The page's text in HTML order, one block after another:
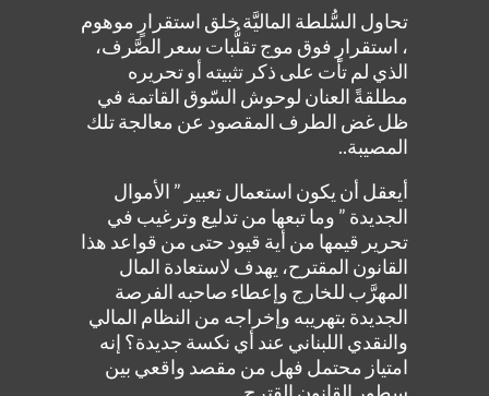
تحاول السُّلطة الماليَّة خلق استقرارٍ موهوم
، استقرارٍ فوق موج تقلُّبات سعر الصَّرف،
الذي لم تأت على ذكر تثبيته أو تحريره
مطلقةً العنان لوحوش السّوق القاتمة في
ظل غض الطرف المقصود عن معالجة تلك
المصيبة..
أيعقل أن يكون استعمال تعبير ” الأموال
الجديدة ” وما تبعها من تدليع وترغيب في
تحرير قيمها من أية قيود حتى من قواعد هذا
القانون المقترح، يهدف لاستعادة المال
المهرَّب للخارج وإعطاء صاحبه الفرصة
الجديدة بتهريبه وإخراجه من النظام المالي
والنقدي اللبناني عند أي نكسة جديدة؟ إنه
امتياز محتمل فهل من مقصد واقعي بين